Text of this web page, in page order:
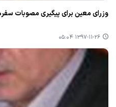
وزرای معین برای پیگیری مصوبات
۱۳۹۷-۱۱-۲۶ ۰۵:۰۴